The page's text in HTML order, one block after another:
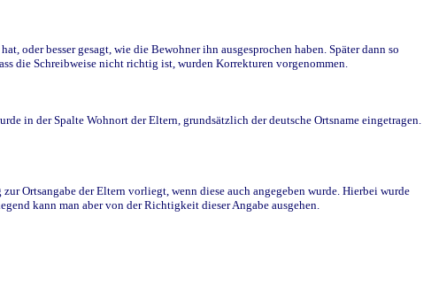
oder besser gesagt, wie die Bewohner ihn ausgesprochen haben. Später dann so
die Schreibweise nicht richtig ist, wurden Korrekturen vorgenommen.
in der Spalte Wohnort der Eltern, grundsätzlich der deutsche Ortsname eingetragen.
Ortsangabe der Eltern vorliegt, wenn diese auch angegeben wurde. Hierbei wurde
kann man aber von der Richtigkeit dieser Angabe ausgehen.